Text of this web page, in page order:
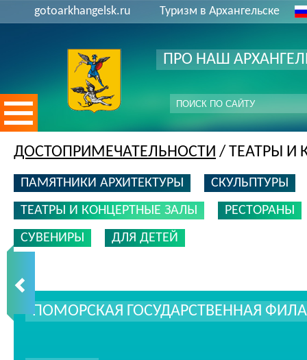
gotoarkhangelsk.ru Туризм в Архангельске
ПРО НАШ
ДОСТОПРИМЕЧАТЕЛЬНОСТИ / ТЕАТРЫ И
ПАМЯТНИКИ АРХИТЕКТУРЫ
СКУЛЬПТУРЫ
ТЕАТРЫ И КОНЦЕРТНЫЕ ЗАЛЫ
РЕСТОРАНЫ
СУВЕНИРЫ
ДЛЯ ДЕТЕЙ
ПОМОРСКАЯ ГОСУДАРСТВЕННАЯ